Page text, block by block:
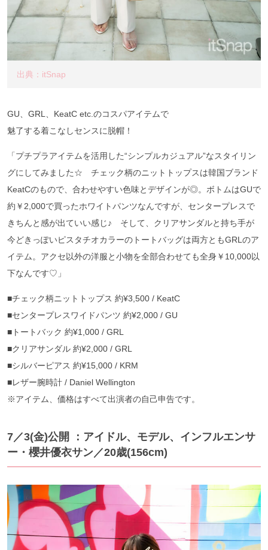
出典：itSnap
GU、GRL、KeatC etc.のコスパアイテムで
魅了する着こなしセンスに脱帽！
「プチプラアイテムを活用した“シンプルカジュアル”なスタイリン
グにしてみました☆ チェック柄のニットトップスは韓国ブランド
KeatCのもので、合わせやすい色味とデザインが◎。ボトムはGUで
約￥2,000で買ったホワイトパンツなんですが、センタープレスで
きちんと感が出ていい感じ♪ そして、クリアサンダルと持ち手が
今どきっぽいピスタチオカラーのトートバッグは両方ともGRLのア
イテム。アクセ以外の洋服と小物を全部合わせても全身￥10,000以
下なんです♡」
■チェック柄ニットトップス 約¥3,500 / KeatC
■センタープレスワイドパンツ 約¥2,000 / GU
■トートバック 約¥1,000 / GRL
■クリアサンダル 約¥2,000 / GRL
■シルバーピアス 約¥15,000 / KRM
■レザー腕時計 / Daniel Wellington
※アイテム、価格はすべて出演者の自己申告です。
7／3(金)公開 ：アイドル、モデル、インフルエンサ
ー・櫻井優衣サン／20歳(156cm)